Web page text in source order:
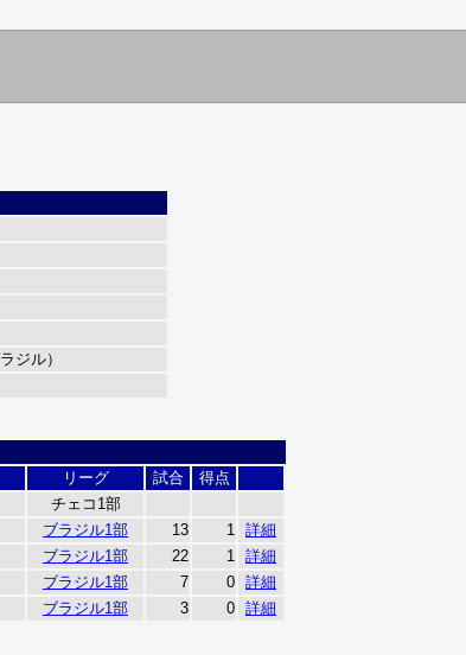
ジル）
リーグ 試合
得点
チェコ1部
ブラジル1部 13 1 詳細
ブラジル1部 22 1 詳細
ブラジル1部 7 0 詳細
ブラジル1部 3 0 詳細